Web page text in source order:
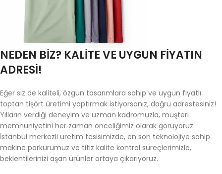
NEDEN BIZ? KALITE VE UYGUN FIYATIN
ADRESI!
Eğer siz de kaliteli, özgün tasarımlara sahip ve uygun fiyatlı
toptan tişört üretimi yaptırmak istiyorsanız, doğru adrestesiniz!
Yılların verdiği deneyim ve uzman kadromuzla, müşteri
memnuniyetini her zaman önceliğimiz olarak görüyoruz.
İstanbul merkezli üretim tesisimizde, en son teknolojiye sahip
makine parkurumuz ve titiz kalite kontrol süreçlerimizle,
beklentilerinizi aşan ürünler ortaya çıkarıyoruz.